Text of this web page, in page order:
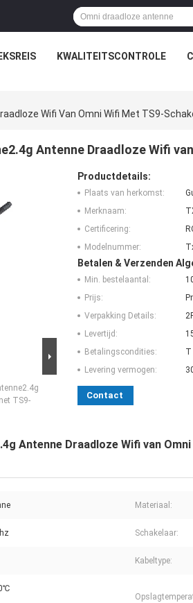
KWALITEITSCONTROLE
Wifi Van Omni Wifi Met TS9-
Antenne Draadloze Wifi
TS9-
Productdetails:
Plaats van herkomst:
Merknaam:
Certificering:
Modelnummer:
Betalen & Verzenden
Min. bestelaantal:
Prijs:
Verpakking Details:
Levertijd:
Betalingscondities:
T
Levering vermogen:
Contact
Antenne Draadloze Wifi van
Materiaal:
Schakelaar:
Kabeltype: